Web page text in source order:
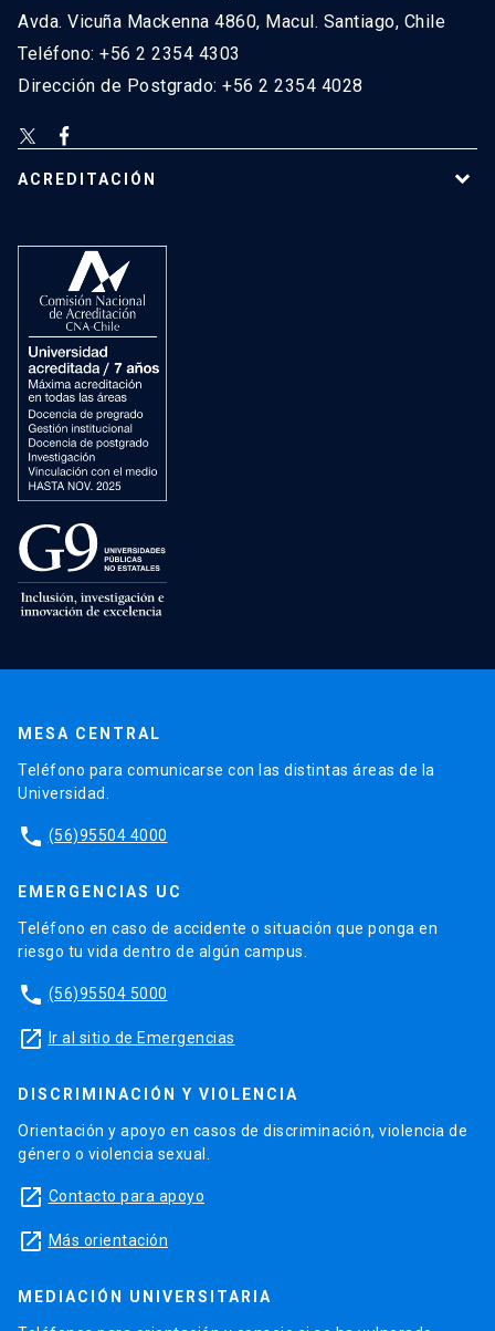
Avda. Vicuña Mackenna 4860, Macul. Santiago, Chile
Teléfono: +56 2 2354 4303
Dirección de Postgrado: +56 2 2354 4028
ACREDITACIÓN
MESA CENTRAL
Teléfono para comunicarse con las distintas áreas de la
Universidad.
phone (56)95504 4000
EMERGENCIAS UC
Teléfono en caso de accidente o situación que ponga en
riesgo tu vida dentro de algún campus.
phone (56)95504 5000
launch Ir al sitio de Emergencias
DISCRIMINACIÓN Y VIOLENCIA
Orientación y apoyo en casos de discriminación, violencia de
género o violencia sexual.
launch Contacto para apoyo
launch Más orientación
MEDIACIÓN UNIVERSITARIA